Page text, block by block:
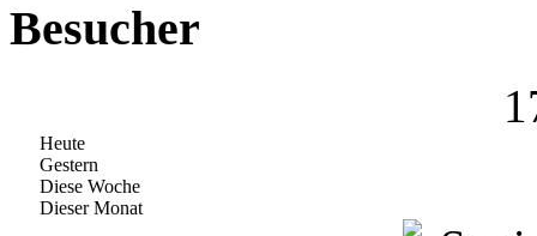
Besucher
Heute
Gestern
Diese Woche
Dieser Monat